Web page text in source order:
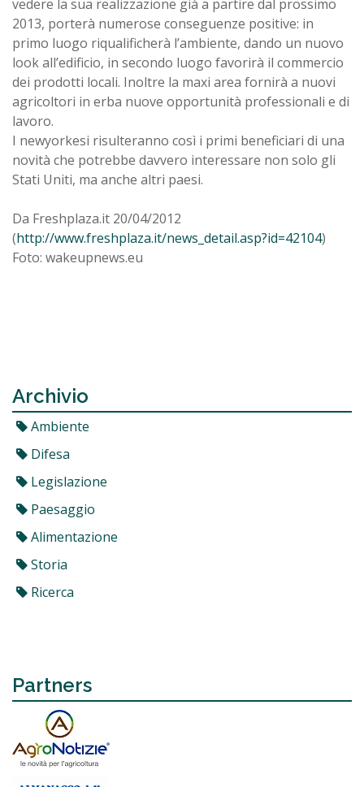
vedere la sua realizzazione già a partire dal prossimo
2013, porterà numerose conseguenze positive: in
primo luogo riqualificherà l’ambiente, dando un nuovo
look all’edificio, in secondo luogo favorirà il commercio
dei prodotti locali. Inoltre la maxi area fornirà a nuovi
agricoltori in erba nuove opportunità professionali e di
lavoro.
I newyorkesi risulteranno così i primi beneficiari di una
novità che potrebbe davvero interessare non solo gli
Stati Uniti, ma anche altri paesi.
Da Freshplaza.it 20/04/2012
(http://www.freshplaza.it/news_detail.asp?id=42104)
Foto: wakeupnews.eu
Archivio
Ambiente
Difesa
Legislazione
Paesaggio
Alimentazione
Storia
Ricerca
Partners